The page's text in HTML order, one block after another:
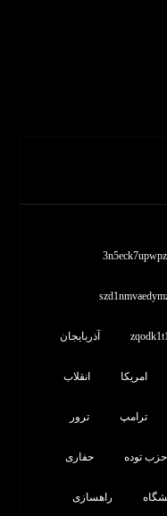
آذربایجان
امریکا انقلاب
ترامپ ترور
حزب توده حفاری
راهسازی